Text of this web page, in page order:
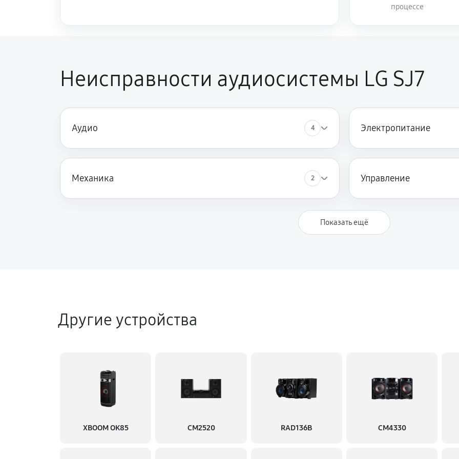
процессе
Неисправности аудиосистемы LG SJ7
Аудио 4 Электропитание
Механика 2 Управление
Показать ещё
Другие устройства
XBOOM OK85 CM2520 RAD136B CM4330